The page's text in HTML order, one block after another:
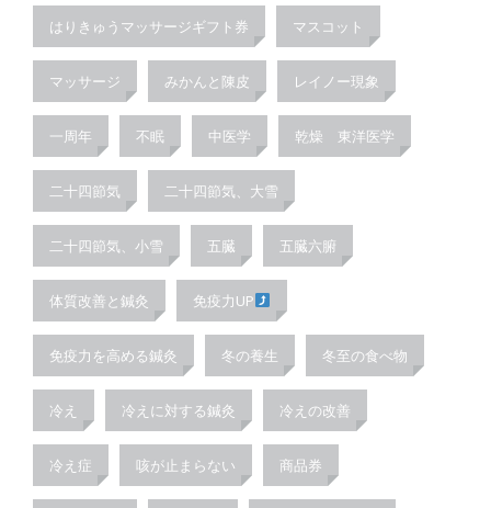
はりきゅうマッサージギフト券 マスコット
マッサージ みかんと陳皮 レイノー現象
一周年 不眠 中医学 乾燥 東洋医学
二十四節気 二十四節気、大雪
二十四節気、小雪 五臓 五臓六腑
体質改善と鍼灸 免疫力UP
免疫力を高める鍼灸 冬の養生 冬至の食べ物
冷え 冷えに対する鍼灸 冷えの改善
冷え症 咳が止まらない 商品券